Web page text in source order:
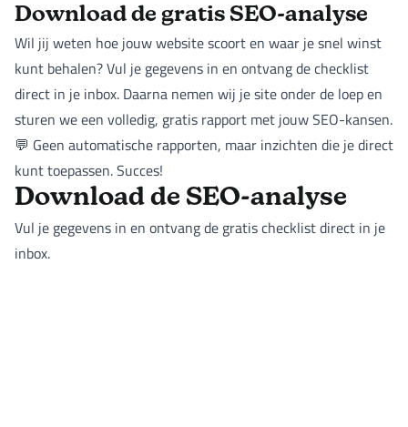
Download de gratis SEO-analyse
Wil jij weten hoe jouw website scoort en waar je snel winst
kunt behalen? Vul je gegevens in en ontvang de checklist
direct in je inbox. Daarna nemen wij je site onder de loep en
sturen we een volledig, gratis rapport met jouw SEO-kansen.
💬 Geen automatische rapporten, maar inzichten die je direct
kunt toepassen. Succes!
Download de SEO-analyse
Vul je gegevens in en ontvang de gratis checklist direct in je
inbox.